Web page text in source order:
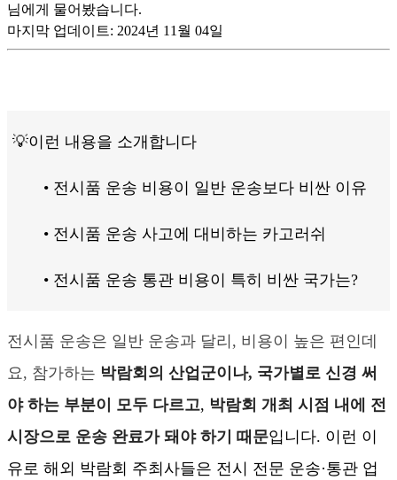
님에게 물어봤습니다.
마지막 업데이트: 2024년 11월 04일
💡이런 내용을 소개합니다
• 전시품 운송 비용이 일반 운송보다 비싼 이유
• 전시품 운송 사고에 대비하는 카고러쉬
• 전시품 운송 통관 비용이 특히 비싼 국가는?
전시품 운송은 일반 운송과 달리, 비용이 높은 편인데
요, 참가하는 박람회의 산업군이나, 국가별로 신경 써
야 하는 부분이 모두 다르고, 박람회 개최 시점 내에 전
시장으로 운송 완료가 돼야 하기 때문입니다. 이런 이
유로 해외 박람회 주최사들은 전시 전문 운송·통관 업